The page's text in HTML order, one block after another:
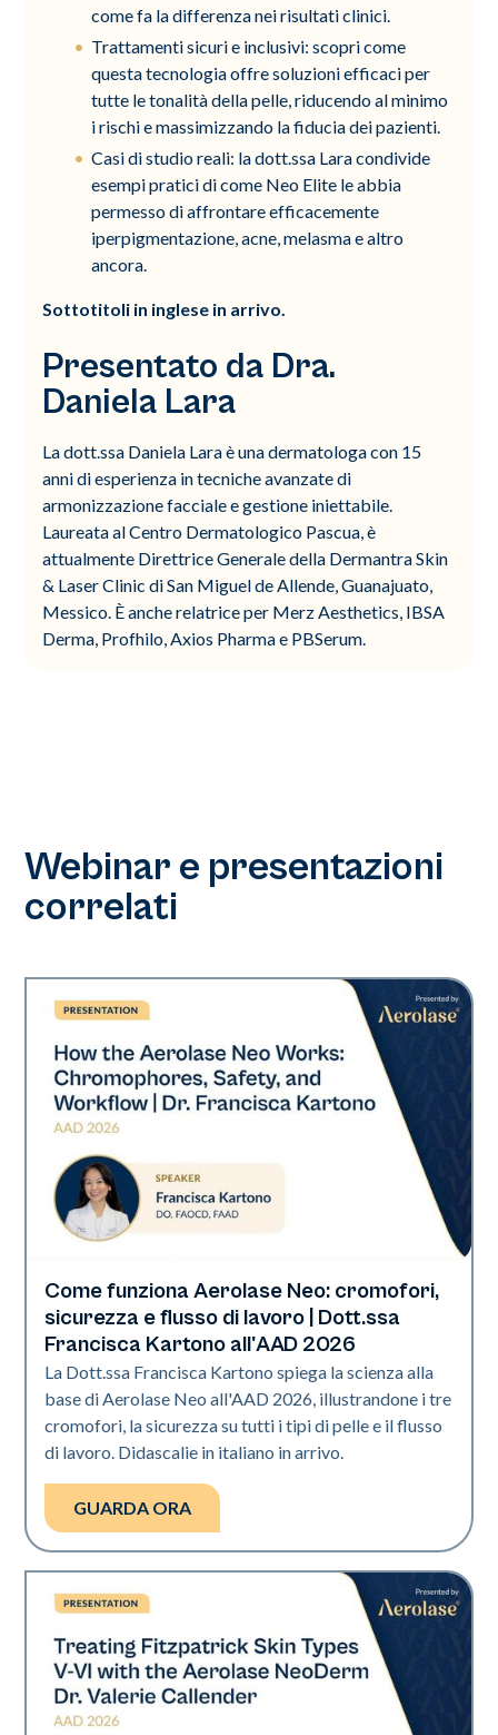
come fa la differenza nei risultati clinici.
Trattamenti sicuri e inclusivi: scopri come
questa tecnologia offre soluzioni efficaci per
tutte le tonalità della pelle, riducendo al minimo
i rischi e massimizzando la fiducia dei pazienti.
Casi di studio reali: la dott.ssa Lara condivide
esempi pratici di come Neo Elite le abbia
permesso di affrontare efficacemente
iperpigmentazione, acne, melasma e altro
ancora.
Sottotitoli in inglese in arrivo.
Presentato da Dra.
Daniela Lara
La dott.ssa Daniela Lara è una dermatologa con 15
anni di esperienza in tecniche avanzate di
armonizzazione facciale e gestione iniettabile.
Laureata al Centro Dermatologico Pascua, è
attualmente Direttrice Generale della Dermantra Skin
& Laser Clinic di San Miguel de Allende, Guanajuato,
Messico. È anche relatrice per Merz Aesthetics, IBSA
Derma, Profhilo, Axios Pharma e PBSerum.
Webinar e presentazioni
correlati
Neo Elite | Presentazione
Come funziona Aerolase Neo: cromofori,
sicurezza e flusso di lavoro | Dott.ssa
Francisca Kartono all'AAD 2026
La Dott.ssa Francisca Kartono spiega la scienza alla
base di Aerolase Neo all'AAD 2026, illustrandone i tre
cromofori, la sicurezza su tutti i tipi di pelle e il flusso
di lavoro. Didascalie in italiano in arrivo.
GUARDA ORA